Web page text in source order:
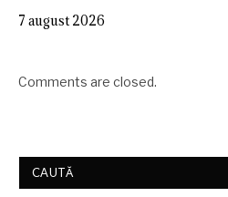
7 august 2026
Comments are closed.
CAUTĂ